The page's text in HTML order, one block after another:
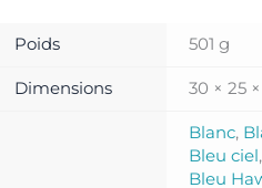
Poids 501 g
Dimensions 30 × 25
Blanc,
Bleu ciel,
Bleu